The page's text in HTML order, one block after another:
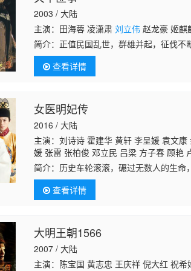
2003 / 大陆
主演：田海蓉 凌潇肃刘立伟 赵龙豪 姬麒
简介： 正值民国乱世，群雄并起，征伐
强的的女孩喜凤（田海蓉 饰）自幼和墩
璋杀害，多年后复
查看详情
女医明妃传
2016 / 大陆
主演：刘诗诗 霍建华 黄轩 李呈媛 袁文
媛 张雷 张柏俊 邓立民 吕梁 方子春 顾艳
璐 公方敏 常晋 李玮珽 彭豆豆 陈欣予 张
媛媛 阳光 项瑾 金龙 周彦呈 姬晓飞 侯俊
简介： 历史车轮滚滚，碾过无数人的生
走向文明，反而更加严苛地禁锢着人性的
抑着。美丽少女谭允贤（
查看详情
大明王朝1566
2007 / 大陆
主演：陈宝国 黄志忠 王庆祥 倪大红 祝